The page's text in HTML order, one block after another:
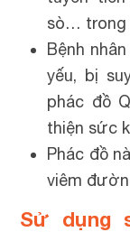
sò… trong
Bệnh
yếu, bị
phác đồ
thiện sức
Phác đồ
viêm
Sử dụng